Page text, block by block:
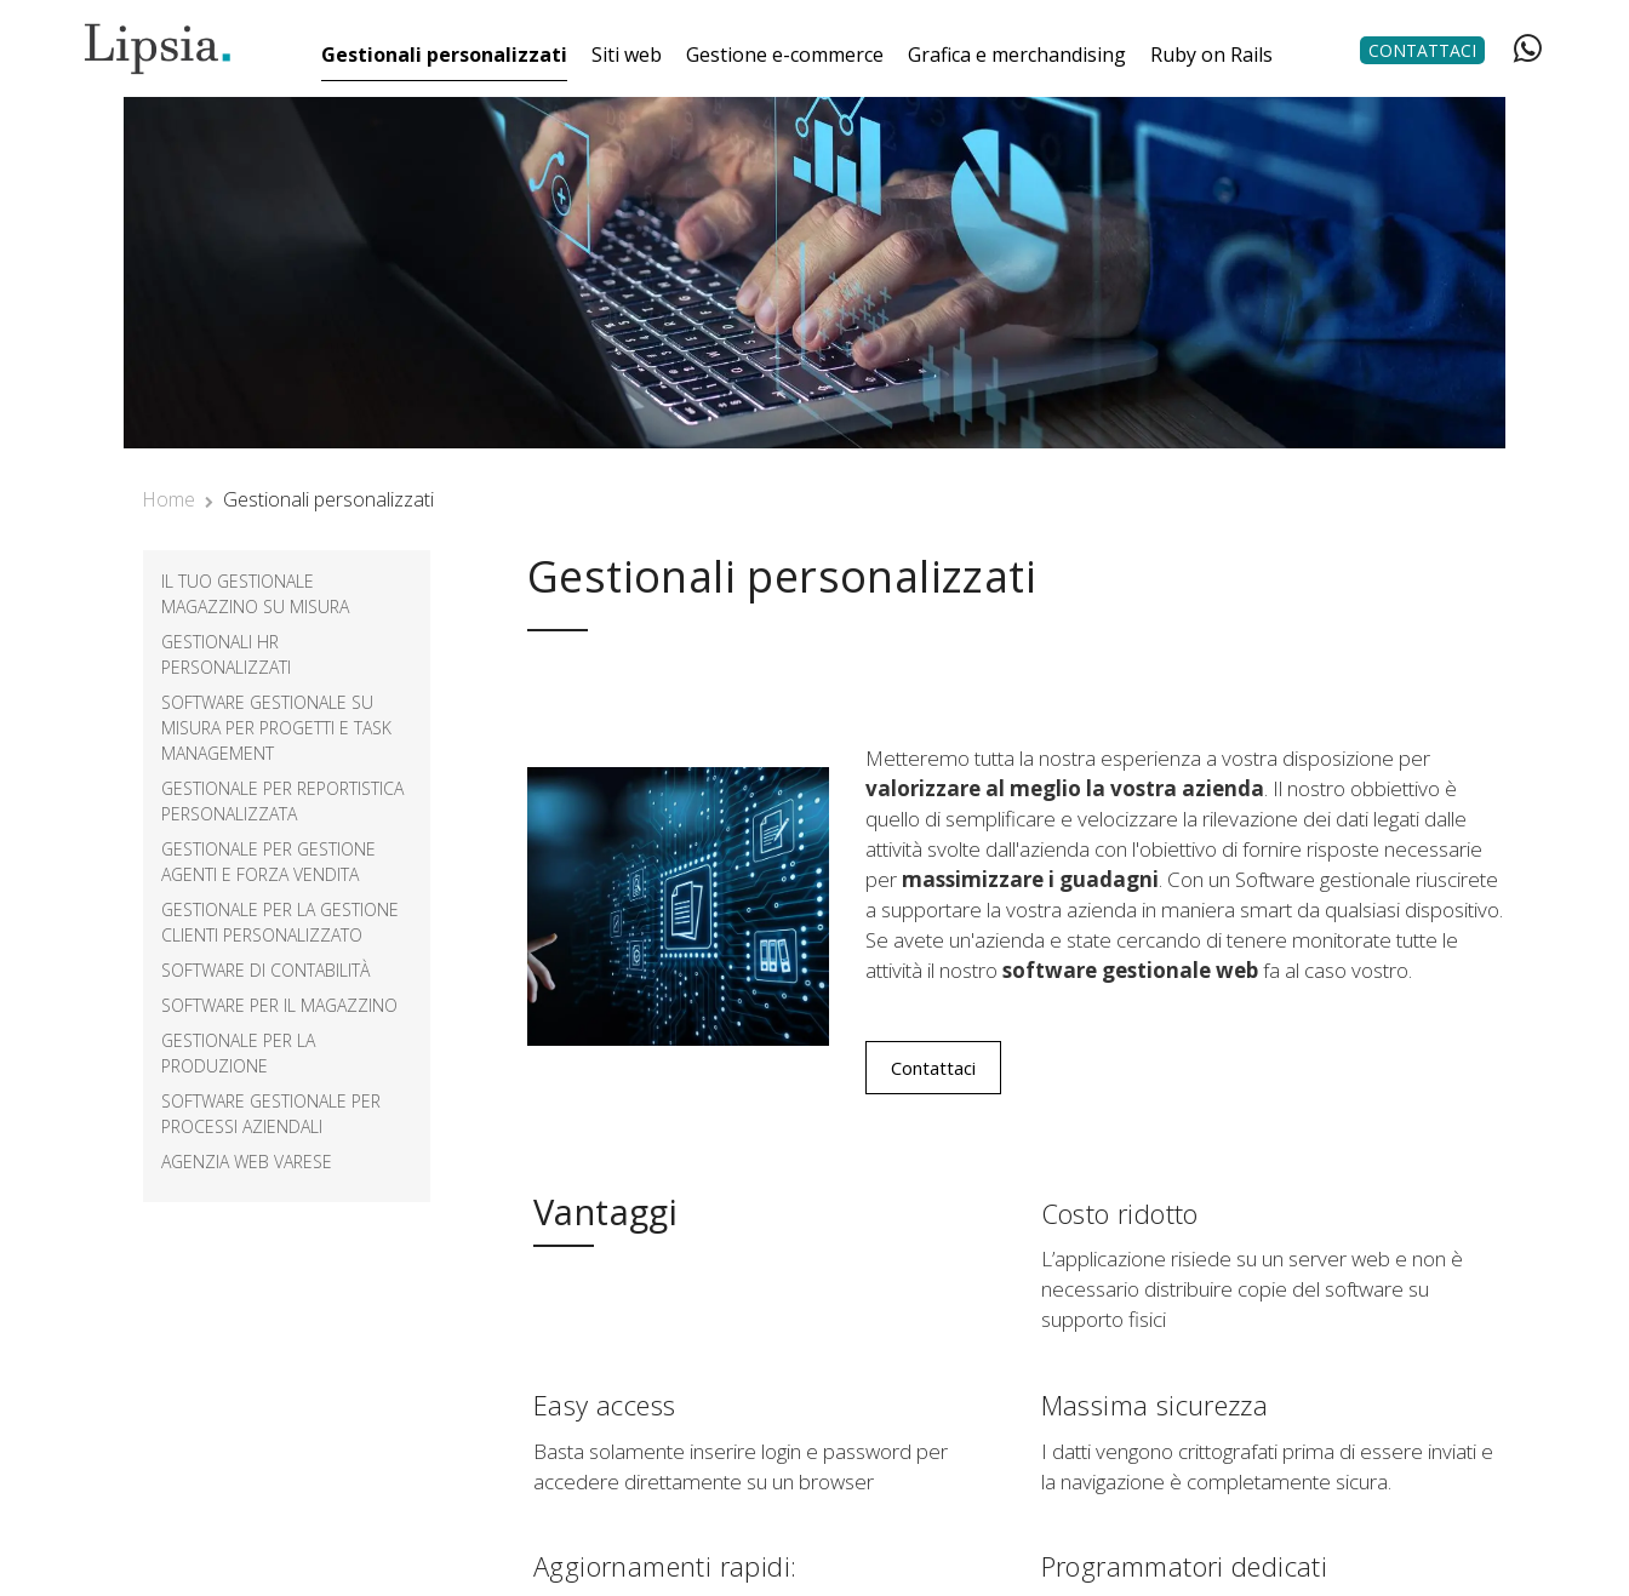
Gestionali personalizzati
Il Tuo Gestionale
Magazzino Su Misura
su Misura per Progetti
e Task Management
Gestionale per
Gestione Agenti e
Gestionale per la
Software gestionale
per processi aziendali
Agenzia Web Varese
Siti web
SITO WEB
PERSONALIZZATO
SEO E VISIBILITÀ
ONLINE
App mobile
Gestione e-commerce
PIATTAFORMA E-
COMMERCE
LOGISTICA E
MAGAZZINO
SPEDIZIONI
ASSISTENZA CLIENTI
MARKETING E-
COMMERCE
Grafica e merchandising
MERCHANDISING
WEBSTAR
STAMPA E RICERCA
DEL PRODOTTO
SVILUPPO DEL TUO
BRAND
GADGET
PERSONALIZZATI
ELABORAZIONE
IMMAGINI
Ruby on Rails
Come ti aiutiamo
Programmatore RoR
outsourcing
CONTATTACI
Home Gestionali personalizzati
IL TUO GESTIONALE
MAGAZZINO SU MISURA
GESTIONALI HR
PERSONALIZZATI
SOFTWARE GESTIONALE SU
MISURA PER PROGETTI E TASK
MANAGEMENT
GESTIONALE PER REPORTISTICA
PERSONALIZZATA
GESTIONALE PER GESTIONE
AGENTI E FORZA VENDITA
GESTIONALE PER LA GESTIONE
CLIENTI PERSONALIZZATO
SOFTWARE DI CONTABILITÀ
SOFTWARE PER IL MAGAZZINO
GESTIONALE PER LA
PRODUZIONE
SOFTWARE GESTIONALE PER
PROCESSI AZIENDALI
AGENZIA WEB VARESE
Gestionali personalizzati
Metteremo tutta la nostra esperienza a vostra disposizione per
valorizzare al meglio la vostra azienda. Il nostro obbiettivo è
quello di semplificare e velocizzare la rilevazione dei dati legati dalle
attività svolte dall'azienda con l'obiettivo di fornire risposte necessarie
per massimizzare i guadagni. Con un Software gestionale riuscirete
a supportare la vostra azienda in maniera smart da qualsiasi dispositivo.
Se avete un'azienda e state cercando di tenere monitorate tutte le
attività il nostro software gestionale webfa al caso vostro.
Contattaci
Vantaggi Costo ridotto
L’applicazione risiede su un server web e non è
necessario distribuire copie del software su
supporto fisici
Easy access
Basta solamente inserire login e password per
accedere direttamente su un browser
Massima sicurezza
I datti vengono crittografati prima di essere inviati e
la navigazione è completamente sicura.
Aggiornamenti rapidi: Programmatori dedicati